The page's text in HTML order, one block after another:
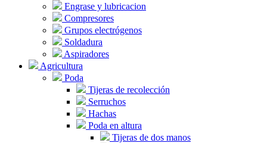
Engrase y lubricacion
Compresores
Grupos electrógenos
Soldadura
Aspiradores
Agricultura
Poda
Tijeras de recolección
Serruchos
Hachas
Poda en altura
Tijeras de dos manos